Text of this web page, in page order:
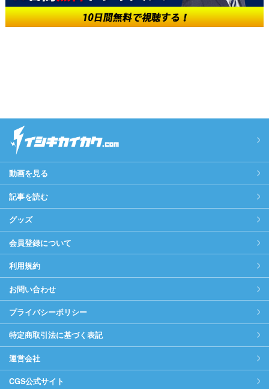
動画を見る
記事を読む
グッズ
会員登録について
利用規約
お問い合わせ
プライバシーポリシー
特定商取引法に基づく表記
運営会社
CGS公式サイト